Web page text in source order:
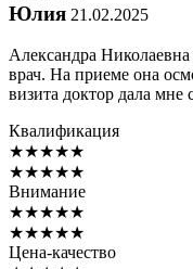
Юлия 21.02.2025
Александра
врач. На приеме она
визита доктор дала мне
Квалификация
★★★★★
★★★★★
Внимание
★★★★★
★★★★★
Цена-качество